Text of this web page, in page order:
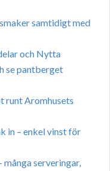
samtidigt med
och Nytta
se pantberget
runt Aromhusets
in – enkel vinst för
serveringar,